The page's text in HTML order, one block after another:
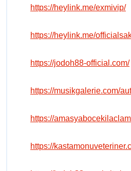
https://heylink.me/exmivip/
https://heylink.me/
https://jodoh88-official.com/
https://musikgalerie.com/
https://
https://